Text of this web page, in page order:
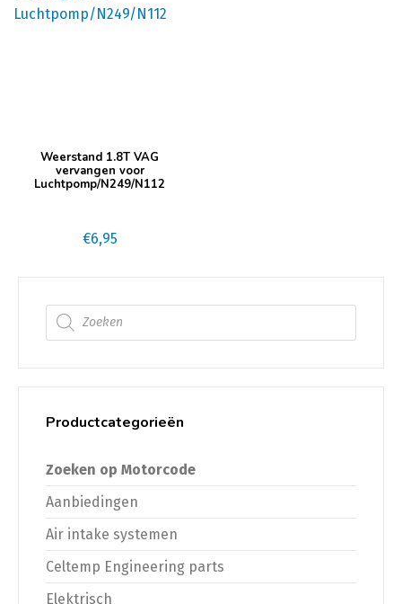
Weerstand 1.8T VAG
vervangen voor
Luchtpomp/N249/N112
€6,95
Producten zoeken
Productcategorieën
Zoeken op Motorcode
Aanbiedingen
Air intake systemen
Celtemp Engineering parts
Elektrisch